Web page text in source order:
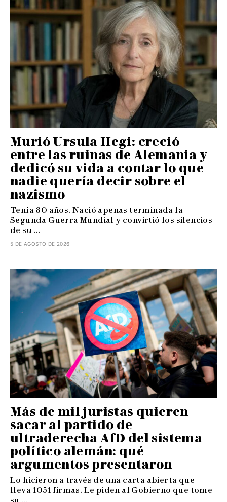
Murió Ursula Hegi: creció
entre las ruinas de Alemania y
dedicó su vida a contar lo que
nadie quería decir sobre el
nazismo
Tenía 80 años. Nació apenas terminada la
Segunda Guerra Mundial y convirtió los silencios
de su ...
5 DE AGOSTO DE 2026
Más de mil juristas quieren
sacar al partido de
ultraderecha AfD del sistema
político alemán: qué
argumentos presentaron
Lo hicieron a través de una carta abierta que
lleva 1051 firmas. Le piden al Gobierno que tome